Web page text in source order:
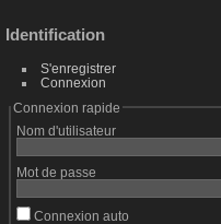
Identification
S'enregistrer
Connexion
Connexion rapide
Nom d'utilisateur
Mot de passe
Connexion auto